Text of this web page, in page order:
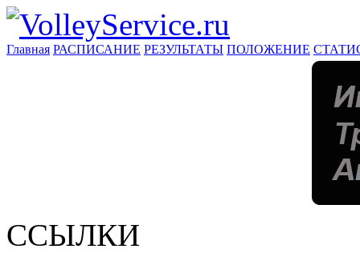
Главная РАСПИСАНИЕ РЕЗУЛЬТАТЫ ПОЛОЖЕНИЕ
ССЫЛКИ